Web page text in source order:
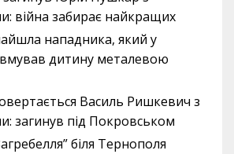
війна забирає найкращих
нападника, який у
дитину металевою
Василь Ришкевич з
загинув під Покровськом
біля Тернополя